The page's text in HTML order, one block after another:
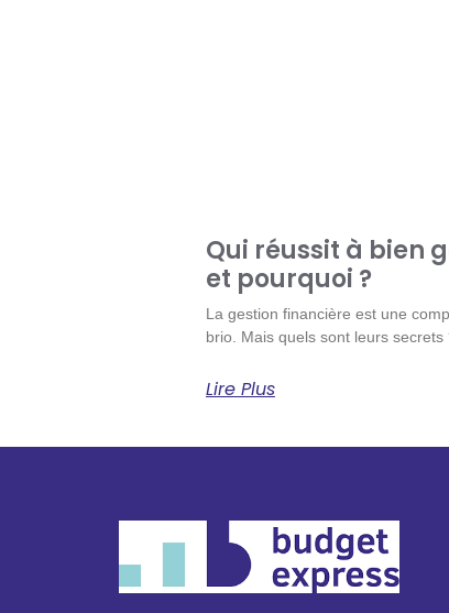
Qui réussit à bien
et pourquoi ?
La gestion financière est une
brio. Mais quels sont leurs secrets
Lire Plus